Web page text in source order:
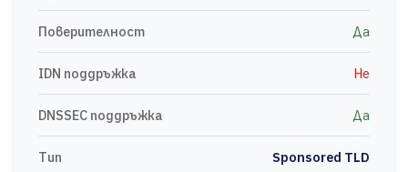
Поверителност Да
IDN поддръжка Не
DNSSEC поддръжка Да
Тип Sponsored TLD